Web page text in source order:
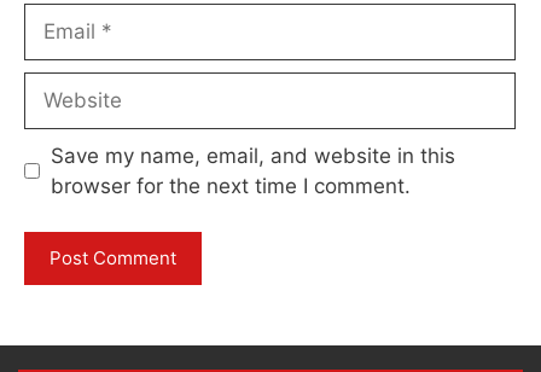
Save my name, email, and website in this
browser for the next time I comment.